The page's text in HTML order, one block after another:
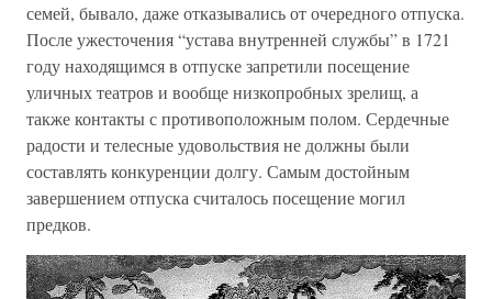
семей, бывало, даже отказывались от очередного отпуска.
После ужесточения “устава внутренней службы” в 1721
году находящимся в отпуске запретили посещение
уличных театров и вообще низкопробных зрелищ, а
также контакты с противоположным полом. Сердечные
радости и телесные удовольствия не должны были
составлять конкуренции долгу. Самым достойным
завершением отпуска считалось посещение могил
предков.